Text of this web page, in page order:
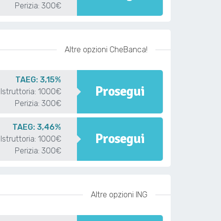
Perizia: 300€
Altre opzioni CheBanca!
TAEG: 3,15%
Istruttoria: 1000€
Perizia: 300€
Prosegui
TAEG: 3,46%
Istruttoria: 1000€
Perizia: 300€
Prosegui
Altre opzioni ING